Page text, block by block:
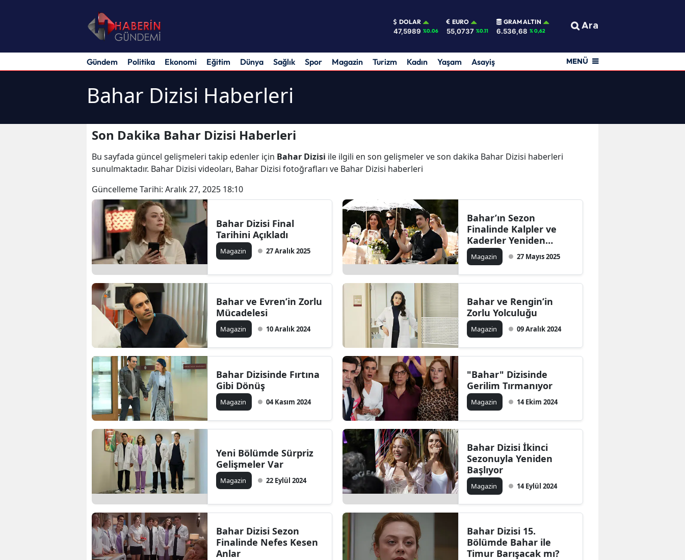
DOLAR
47,5989 %0.06
EURO
55,0737 %0.11
GRAM ALTIN
6.536,68 % 0,62 Ara
Gündem Politika Ekonomi Eğitim Dünya Sağlık Spor Magazin Turizm Kadın Yaşam Asayiş MENÜ
Bahar Dizisi Haberleri
Son Dakika Bahar Dizisi Haberleri
Bu sayfada güncel gelişmeleri takip edenler için Bahar Dizisi ile ilgili en son gelişmeler ve son dakika Bahar Dizisi haberleri
sunulmaktadır. Bahar Dizisi videoları, Bahar Dizisi fotoğrafları ve Bahar Dizisi haberleri
Güncelleme Tarihi: Aralık 27, 2025 18:10
Bahar Dizisi Final
Tarihini Açıkladı
Magazin 27 Aralık 2025
Bahar’ın Sezon
Finalinde Kalpler ve
Kaderler Yeniden
Yazıldı
Magazin 27 Mayıs 2025
Bahar ve Evren’in Zorlu
Mücadelesi
Magazin 10 Aralık 2024
Bahar ve Rengin’in
Zorlu Yolculuğu
Magazin 09 Aralık 2024
Bahar Dizisinde Fırtına
Gibi Dönüş
Magazin 04 Kasım 2024
"Bahar" Dizisinde
Gerilim Tırmanıyor
Magazin 14 Ekim 2024
Yeni Bölümde Sürpriz
Gelişmeler Var
Magazin 22 Eylül 2024
Bahar Dizisi İkinci
Sezonuyla Yeniden
Başlıyor
Magazin 14 Eylül 2024
Bahar Dizisi Sezon
Finalinde Nefes Kesen
Anlar
Bahar Dizisi 15.
Bölümde Bahar ile
Timur Barışacak mı?